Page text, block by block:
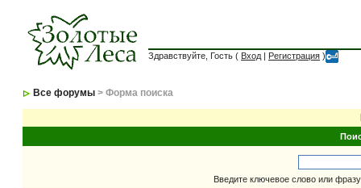
Здравствуйте, Гость ( Вход | Регистрация )
Все форумы > Форма поиска
Введите ключевое слово или